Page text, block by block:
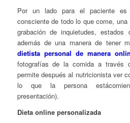
Por un lado para el paciente es
consciente de todo lo que come,
grabación de inquietudes, estados
además de una manera de tener
dietista personal de manera
fotografías de la comida a través
permite después al nutricionista ver
lo que la persona está
presentación).
Dieta online personalizada